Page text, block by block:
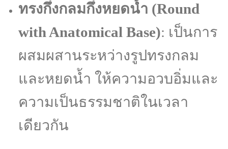
ทรงกึ่งกลมกึ่งหยดน้ำ (Round
with Anatomical Base): เป็นการ
ผสมผสานระหว่างรูปทรงกลม
และหยดน้ำ ให้ความอวบอิ่มและ
ความเป็นธรรมชาติในเวลา
เดียวกัน